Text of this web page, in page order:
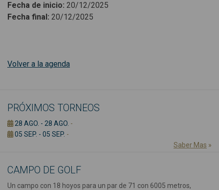
Fecha de inicio: 20/12/2025
Fecha final: 20/12/2025
Volver a la agenda
PRÓXIMOS TORNEOS
28 AGO. - 28 AGO. -
05 SEP. - 05 SEP. -
Saber Mas »
CAMPO DE GOLF
Un campo con 18 hoyos para un par de 71 con 6005 metros,